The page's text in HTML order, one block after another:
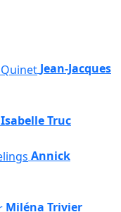
Jean-Jacques
Isabelle Truc
Annick
Miléna Trivier